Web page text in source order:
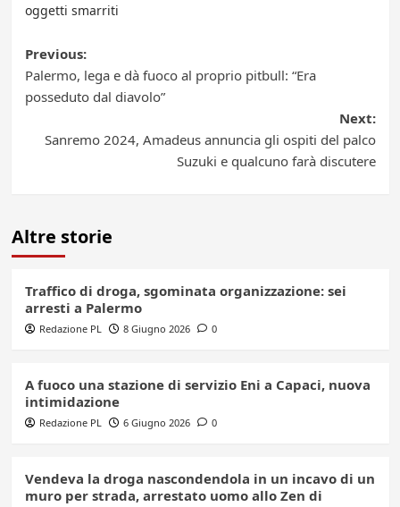
oggetti smarriti
Post
navigation
Previous:
Palermo, lega e dà fuoco al proprio pitbull: “Era
posseduto dal diavolo”
Next:
Sanremo 2024, Amadeus annuncia gli ospiti del palco
Suzuki e qualcuno farà discutere
Altre storie
Traffico di droga, sgominata organizzazione: sei
arresti a Palermo
Redazione PL 8 Giugno 2026 0
A fuoco una stazione di servizio Eni a Capaci, nuova
intimidazione
Redazione PL 6 Giugno 2026 0
Vendeva la droga nascondendola in un incavo di un
muro per strada, arrestato uomo allo Zen di